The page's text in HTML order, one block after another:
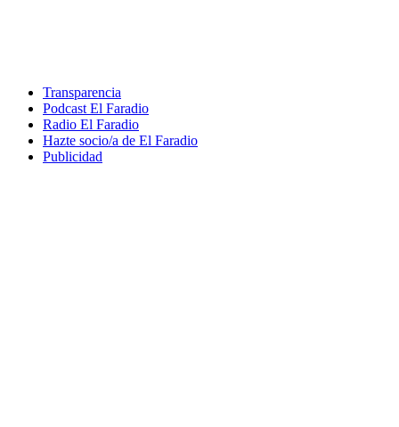
Transparencia
Podcast El Faradio
Radio El Faradio
Hazte socio/a de El Faradio
Publicidad